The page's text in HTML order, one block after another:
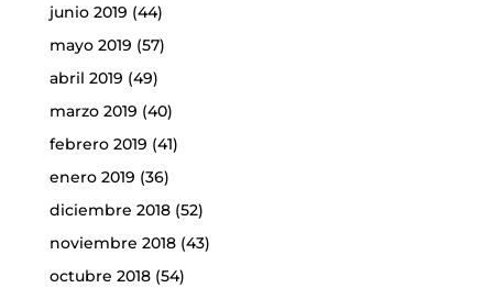
junio 2019 (44)
mayo 2019 (57)
abril 2019 (49)
marzo 2019 (40)
febrero 2019 (41)
enero 2019 (36)
diciembre 2018(52)
noviembre 2018(43)
octubre 2018(54)